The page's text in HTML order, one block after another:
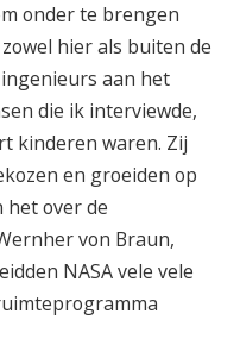
onder te brengen
hier als buiten de
aan het
die ik interviewde,
kinderen waren. Zij
en groeiden op
het over de
von Braun,
NASA vele vele